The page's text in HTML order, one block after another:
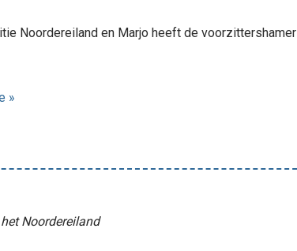
Noordereiland en Marjo heeft de
»
Noordereiland